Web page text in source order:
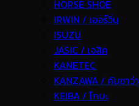
HORSE SHOE
IRWIN / เออร์วิ่น
ISUZU
JASIC / เจสิค
KANETEC
KANZAWA / คันซาว่า
KEIBA / ไกบะ